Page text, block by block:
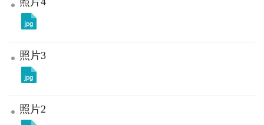
照片3
照片2